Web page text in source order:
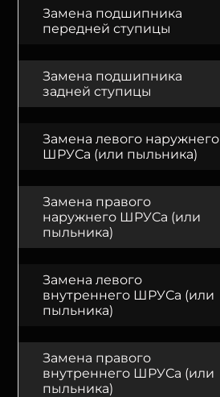
Замена подшипника
передней ступицы
Замена подшипника
задней ступицы
Замена левого наружнего
ШРУСа (или пыльника)
Замена правого
наружнего ШРУСа (или
пыльника)
Замена левого
внутреннего ШРУСа (или
пыльника)
Замена правого
внутреннего ШРУСа (или
пыльника)